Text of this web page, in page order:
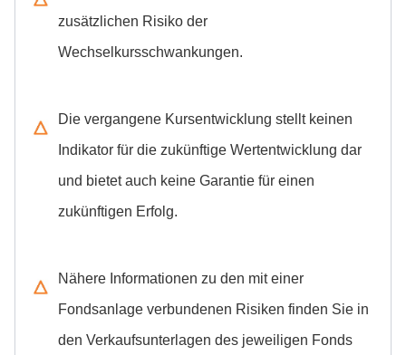
zusätzlichen Risiko der
Wechselkursschwankungen.
Die vergangene Kursentwicklung stellt keinen
Indikator für die zukünftige Wertentwicklung dar
und bietet auch keine Garantie für einen
zukünftigen Erfolg.
Nähere Informationen zu den mit einer
Fondsanlage verbundenen Risiken finden Sie in
den Verkaufsunterlagen des jeweiligen Fonds